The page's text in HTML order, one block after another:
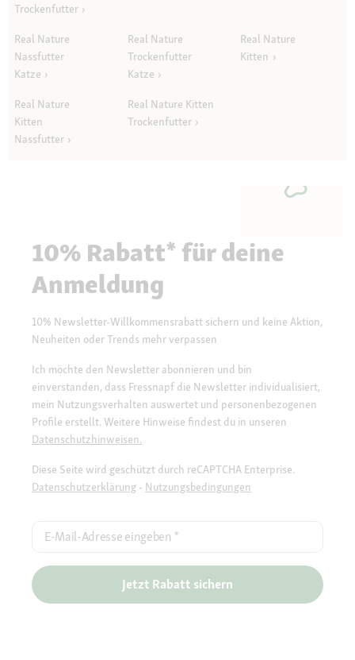
Trockenfutter
Real Nature
Nassfutter
Katze
Real Nature
Trockenfutter
Katze
Real Nature
Kitten
Real Nature
Kitten
Nassfutter
Real Nature Kitten
Trockenfutter
10% Rabatt* für deine
Anmeldung
10% Newsletter-Willkommensrabatt sichern und keine Aktion,
Neuheiten oder Trends mehr verpassen
Ich möchte den Newsletter abonnieren und bin
einverstanden, dass Fressnapf die Newsletter individualisiert,
mein Nutzungsverhalten auswertet und personenbezogenen
Profile erstellt. Weitere Hinweise findest du in unseren
Datenschutzhinweisen.
Diese Seite wird geschützt durch reCAPTCHA Enterprise.
Datenschutzerklärung - Nutzungsbedingungen
E-Mail-Adresse eingeben *
Jetzt Rabatt sichern